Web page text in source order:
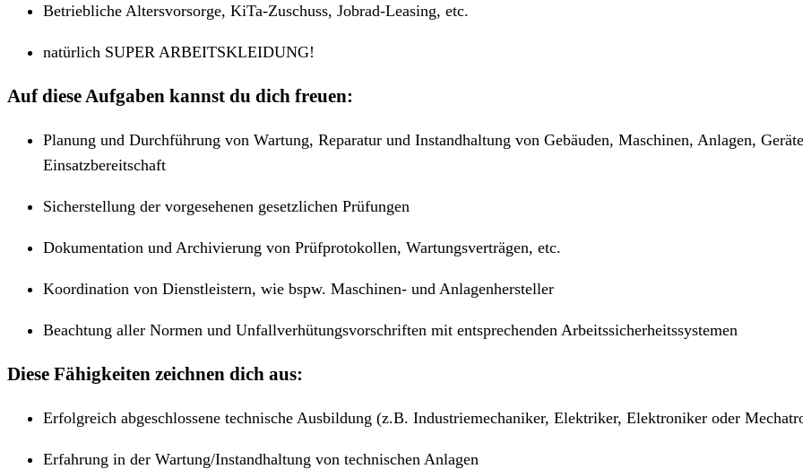
Betriebliche Altersvorsorge, KiTa-Zuschuss, Jobrad-Leasing, etc.
natürlich SUPER ARBEITSKLEIDUNG!
Auf diese Aufgaben kannst du dich freuen:
Planung und Durchführung von Wartung, Reparatur und Instandhaltung von Gebäuden, Maschinen, Anlagen,
Einsatzbereitschaft
Sicherstellung der vorgesehenen gesetzlichen Prüfungen
Dokumentation und Archivierung von Prüfprotokollen, Wartungsverträgen, etc.
Koordination von Dienstleistern, wie bspw. Maschinen- und Anlagenhersteller
Beachtung aller Normen und Unfallverhütungsvorschriften mit entsprechenden Arbeitssicherheitssystemen
Diese Fähigkeiten zeichnen dich aus:
Erfolgreich abgeschlossene technische Ausbildung (z.B. Industriemechaniker, Elektriker, Elektroniker oder
Erfahrung in der Wartung/Instandhaltung von technischen Anlagen